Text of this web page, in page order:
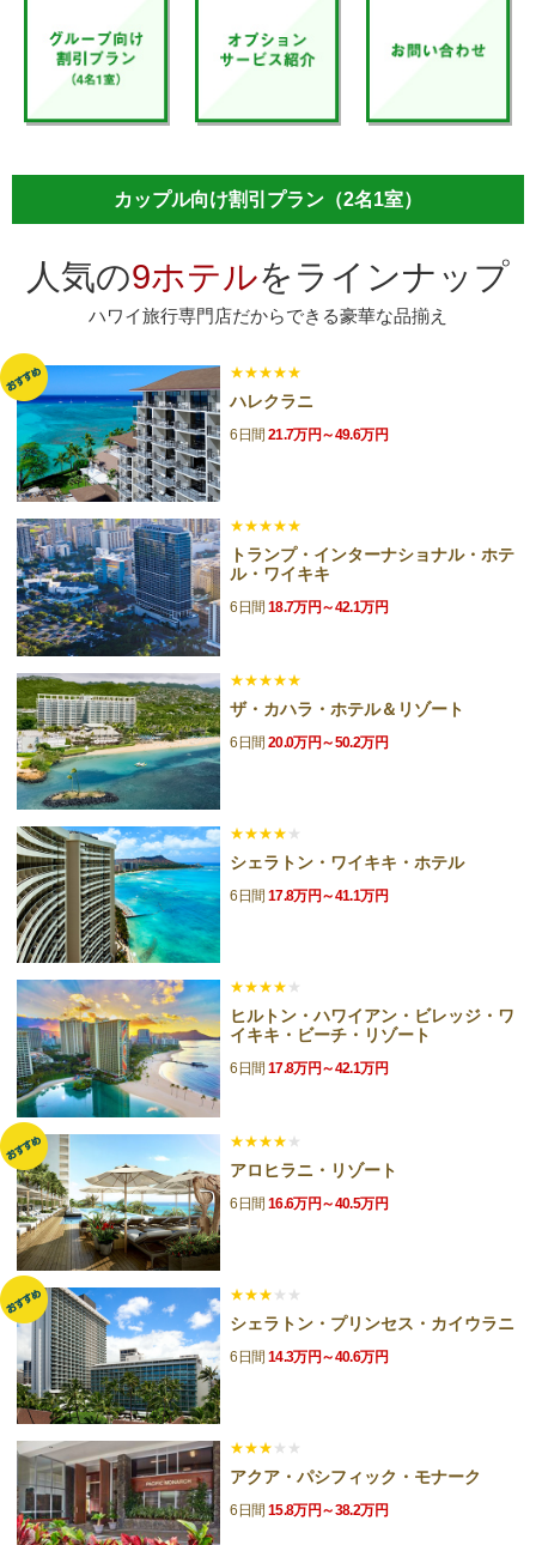
カップル向け割引プラン（2名1室）
人気の9ホテルをラインナップ
ハワイ旅行専門店だからできる豪華な品揃え
★★★★★
ハレクラニ
6日間 21.7万円～49.6万円
★★★★★
トランプ・インターナショナル・ホテ
ル・ワイキキ
6日間 18.7万円～42.1万円
★★★★★
ザ・カハラ・ホテル＆リゾート
6日間 20.0万円～50.2万円
★★★★ ★
シェラトン・ワイキキ・ホテル
6日間 17.8万円～41.1万円
★★★★ ★
ヒルトン・ハワイアン・ビレッジ・ワ
イキキ・ビーチ・リゾート
6日間 17.8万円～42.1万円
★★★★ ★
アロヒラニ・リゾート
6日間 16.6万円～40.5万円
★★★ ★★
シェラトン・プリンセス・カイウラニ
6日間 14.3万円～40.6万円
★★★ ★★
アクア・パシフィック・モナーク
6日間 15.8万円～38.2万円